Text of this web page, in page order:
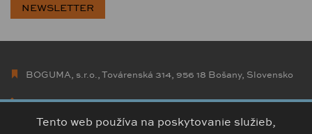
NEWSLETTER
BOGUMA, s.r.o., Továrenská 314, 956 18 Bošany, Slovensko
+421 38 5426 307 info@boguma.sk
Tento web používa na poskytovanie služieb,